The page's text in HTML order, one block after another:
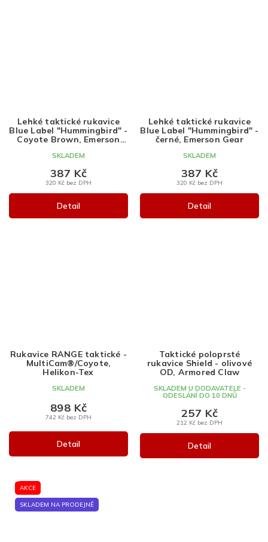
Lehké taktické rukavice
Blue Label "Hummingbird" -
Coyote Brown, Emerson
SKLADEM
320 Kč bez DPH
387 Kč
Detail
Lehké taktické rukavice
Blue Label "Hummingbird" -
černé, Emerson Gear
SKLADEM
320 Kč bez DPH
387 Kč
Detail
Rukavice RANGE taktické -
MultiCam®/Coyote,
Helikon-Tex
SKLADEM
742 Kč bez DPH
898 Kč
Detail
Taktické poloprsté
rukavice Shield - olivové
OD, Armored Claw
SKLADEM U DODAVATELE -
ODESLÁNÍ DO 10 DNŮ
212 Kč bez DPH
257 Kč
Detail
AKCE
SKLADEM NA PRODEJNĚ